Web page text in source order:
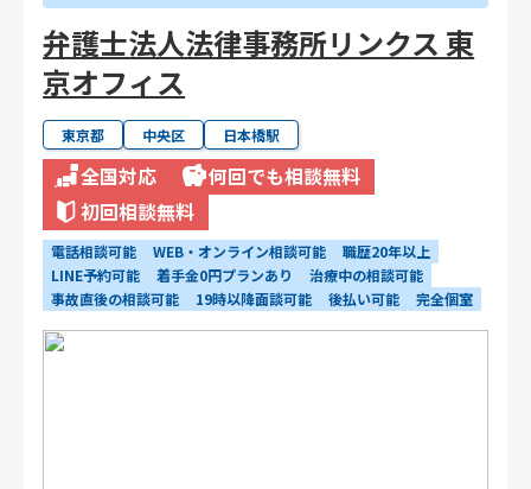
弁護士法人法律事務所リンクス 東
京オフィス
東京都 中央区 日本橋駅
全国対応
何回でも相談無料
初回相談無料
電話相談可能 WEB・オンライン相談可能
職歴20年以上
LINE予約可能
着手金0円プランあり
治療中の相談可能
事故直後の相談可能
19時以降面談可能 後払い可能 完全個室